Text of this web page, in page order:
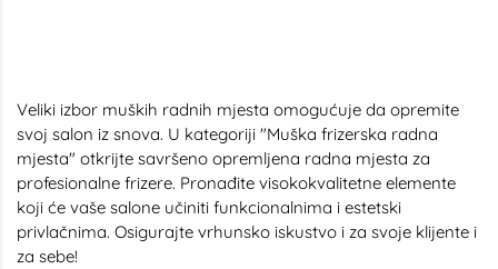
Veliki izbor muških radnih mjesta omogućuje da opremite
svoj salon iz snova. U kategoriji "Muška frizerska radna
mjesta" otkrijte savršeno opremljena radna mjesta za
profesionalne frizere. Pronađite visokokvalitetne elemente
koji će vaše salone učiniti funkcionalnima i estetski
privlačnima. Osigurajte vrhunsko iskustvo i za svoje klijente i
za sebe!